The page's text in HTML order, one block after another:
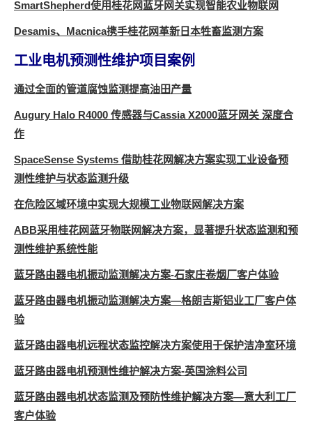
SmartShepherd使用桂花网蓝牙网关实现智能农业物联网
Desamis、Macnica携手桂花网革新日本牲畜监测方案
工业电机预测性维护项目案例
通过全面的管道腐蚀监测提高油田产量
Augury Halo R4000 传感器与Cassia X2000蓝牙网关 深度合
作
SpaceSense Systems 借助桂花网解决方案实现工业设备预
测性维护与状态监测升级
在危险区域环境中实现大规模工业物联网解决方案
ABB采用桂花网蓝牙物联网解决方案，显著提升状态监测和预
测性维护系统性能
蓝牙路由器电机振动监测解决方案-石家庄卷烟厂客户体验
蓝牙路由器电机振动监测解决方案—格朗吉斯铝业工厂客户体
验
蓝牙路由器电机远程状态监控解决方案使用于保护洁净室环境
蓝牙路由器电机预测性维护解决方案-英国涂料公司
蓝牙路由器电机状态监测及预防性维护解决方案—意大利工厂
客户体验